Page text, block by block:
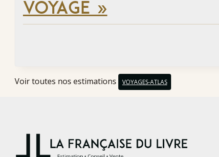
VOYAGE »
Voir toutes nos estimations VOYAGES-ATLAS